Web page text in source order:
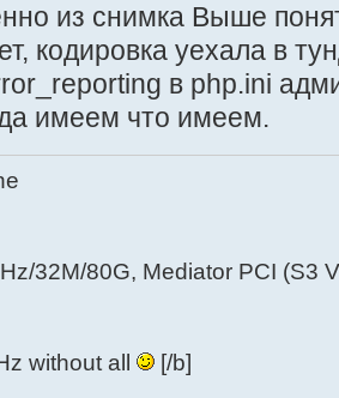
из снимка Выше
кодировка уехала в
в php.ini
имеем что имеем.
32M/80G, Mediator PCI (S3
without all
[/b]